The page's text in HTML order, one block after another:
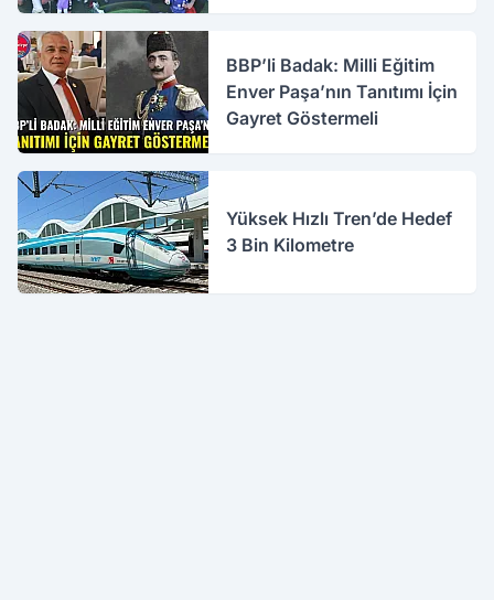
BBP’li Badak: Milli Eğitim
Enver Paşa’nın Tanıtımı İçin
Gayret Göstermeli
Yüksek Hızlı Tren’de Hedef
3 Bin Kilometre